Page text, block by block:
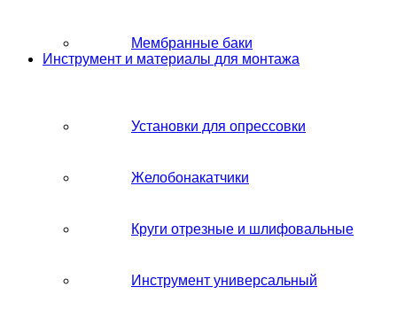
Мембранные баки
Инструмент и материалы для монтажа
Установки для опрессовки
Желобонакатчики
Круги отрезные и шлифовальные
Инструмент универсальный